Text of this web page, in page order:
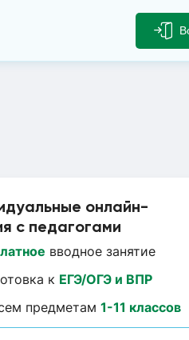
онлайн-
с педагогами
вводное занятие
к ЕГЭ/ОГЭ и ВПР
предметам 1-11 классов